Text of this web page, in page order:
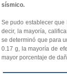
sísmico.
Se pudo establecer
decir, la mayoría,
se determinó que para
0.17 g, la mayoría de
mayor porcentaje de